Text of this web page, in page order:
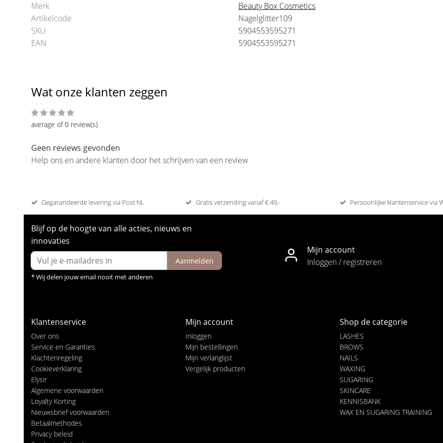
Merk
Beauty Box Cosmetics
Artikelcode
Nagelglitter109
SKU
5904553595271
EAN
5904553595271
Wat onze klanten zeggen
average of 0 review(s)
Geen reviews gevonden
Help ons en andere klanten door het schrijven van een review
Gegarandeerde levering via Post NL Gratis verzending vanaf € 49,- Persoonlijke klantenservice via
Blijf op de hoogte van alle acties, nieuws en
innovaties
Aanmelden
* Wij delen jouw email nooit met anderen
Mijn account
Inloggen / registreren
Klantenservice
Over ons
Service en Garanties
Klachtenregeling
Cookieverklaring
Elysir
Algemene voorwaarden
Loyalty Korting
Nieuwsbrief voorwaarden
Betaalmethodes
Privacy beleid
Mijn account
Inloggen
Mijn bestellingen
Mijn verlanglijst
Vergelijk producten
Shop de categorie
LASHES
BROWS
NAILS
WAXING
SUGARING
SKINCARE
KENNISBANK
WAX EN SUGARING TRAINING